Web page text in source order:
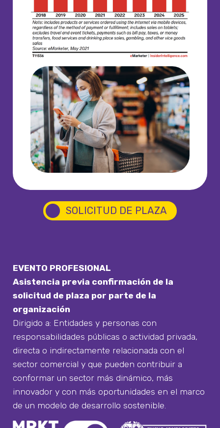
circle SOLICITUD DE PLAZA
EVENTO PROFESIONAL
Asistencia previa confirmación de la
solicitud de plaza por parte de la
organización
Dirigido a: Entidades y personas con
responsabilidades públicas o actividad privada,
directa o indirectamente relacionada con el
sector comercial y que pueden contribuir a
conformar un sector más dinámico, más
innovador y con más oportunidades en el marco
de un modelo de desarrollo sostenible.